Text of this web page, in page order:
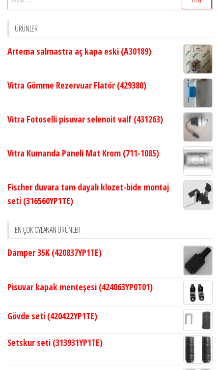
ÜRÜNLER
Artema salmastra aç kapa eski (A30189)
Vitra Gömme Rezervuar Flatör (429380)
Vitra Fotoselli pisuvar selenoit valf (431263)
Vitra Kumanda Paneli Mat Krom (711-1085)
Fischer duvara tam dayalı klozet-bide montaj
seti (316560YP1TE)
EN ÇOK OYLANAN ÜRÜNLER
Damper 35K (420837YP1TE)
Pisuvar kapak menteşesi (424063YP0T01)
Gövde seti (420422YP1TE)
Setskur seti (313931YP1TE)